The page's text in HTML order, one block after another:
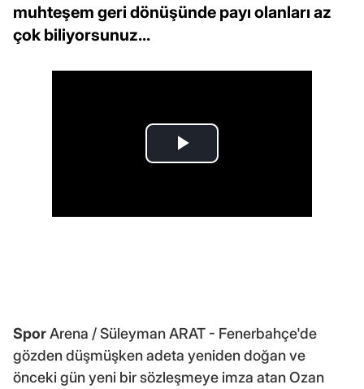
muhteşem geri dönüşünde payı olanları az
çok biliyorsunuz...
SporArena / Süleyman ARAT - Fenerbahçe'de
gözden düşmüşken adeta yeniden doğan ve
önceki gün yeni bir sözleşmeye imza atan Ozan